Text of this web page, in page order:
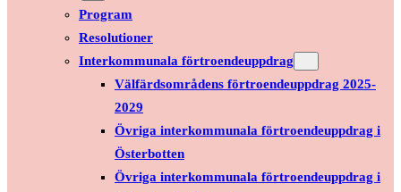
Program
Resolutioner
Interkommunala förtroendeuppdrag
Välfärdsområdens förtroendeuppdrag 2025-
2029
Övriga interkommunala förtroendeuppdrag i
Österbotten
Övriga interkommunala förtroendeuppdrag i